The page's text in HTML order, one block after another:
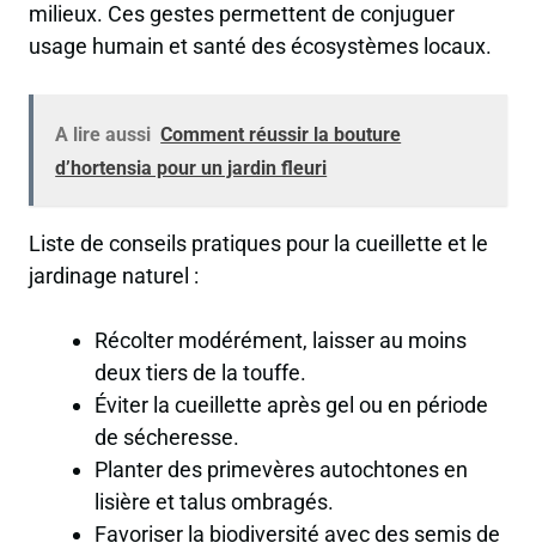
milieux. Ces gestes permettent de conjuguer
usage humain et santé des écosystèmes locaux.
A lire aussi Comment réussir la bouture
d’hortensia pour un jardin fleuri
Liste de conseils pratiques pour la cueillette et le
jardinage naturel :
Récolter modérément, laisser au moins
deux tiers de la touffe.
Éviter la cueillette après gel ou en période
de sécheresse.
Planter des primevères autochtones en
lisière et talus ombragés.
Favoriser la biodiversité avec des semis de